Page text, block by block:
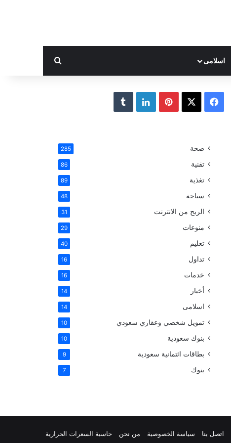
اسلامى
ب
و
ك
ب
ل
صحة 285
تقنية 86
تغذية 89
سياحة 48
الربح من الانترنت 31
منوعات 29
تعليم 40
تداول 16
خدمات 16
أخبار 14
اسلامى 14
تمويل شخصي وعقاري سعودي 10
بنوك سعودية 10
بطاقات ائتمانية سعودية 9
بنوك 7
اتصل بنا سياسة الخصوصية من نحن حاسبة السعرات الحرارية